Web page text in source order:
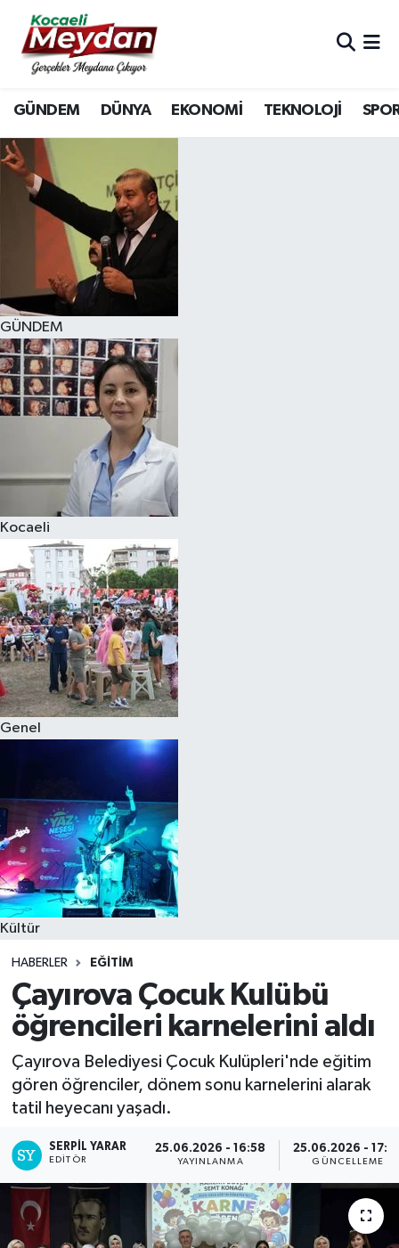
GÜNDEM DÜNYA EKONOMİ TEKNOLOJİ
GÜNDEM
Kocaeli
Genel
Kültür
HABERLER EĞİTİM
Çayırova Çocuk Kulübü
öğrencileri karnelerini aldı
Çayırova Belediyesi Çocuk Kulüpleri'nde eğitim
gören öğrenciler, dönem sonu karnelerini alarak
tatil heyecanı yaşadı.
SERPİL YARAR
EDITÖR
25.06.2026 - 16:58
YAYINLANMA
25.06.2026 -
GÜNCELLEME
Nöbetçi Eczaneler
Hava Durumu
Trafik Durumu
Süper Lig Puan Durumu ve Fikstür
Tüm Manşetler
Son Dakika Haberleri
Haber Arşivi